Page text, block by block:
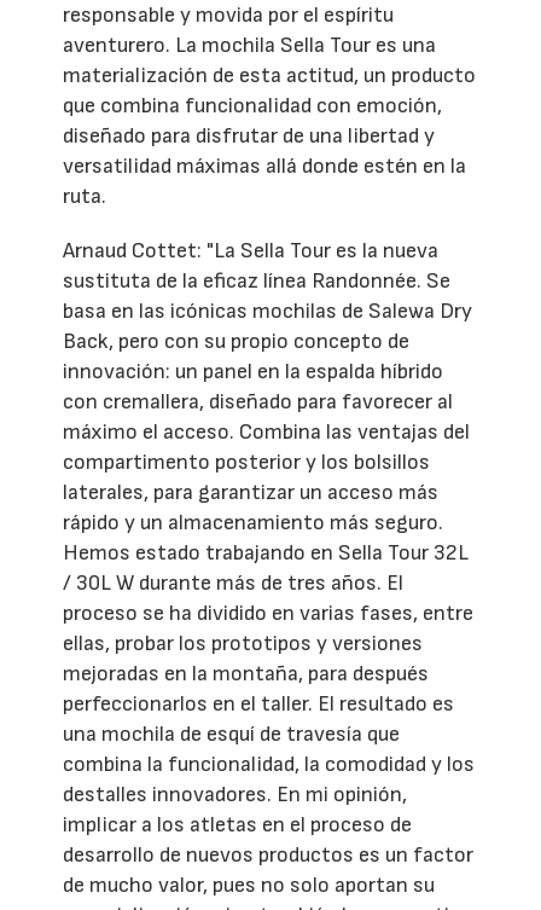
responsable y movida por el espíritu
aventurero. La mochila Sella Tour es una
materialización de esta actitud, un producto
que combina funcionalidad con emoción,
diseñado para disfrutar de una libertad y
versatilidad máximas allá donde estén en la
ruta.
Arnaud Cottet: "La Sella Tour es la nueva
sustituta de la eficaz línea Randonnée. Se
basa en las icónicas mochilas de Salewa Dry
Back, pero con su propio concepto de
innovación: un panel en la espalda híbrido
con cremallera, diseñado para favorecer al
máximo el acceso. Combina las ventajas del
compartimento posterior y los bolsillos
laterales, para garantizar un acceso más
rápido y un almacenamiento más seguro.
Hemos estado trabajando en Sella Tour 32L
/ 30L W durante más de tres años. El
proceso se ha dividido en varias fases, entre
ellas, probar los prototipos y versiones
mejoradas en la montaña, para después
perfeccionarlos en el taller. El resultado es
una mochila de esquí de travesía que
combina la funcionalidad, la comodidad y los
destalles innovadores. En mi opinión,
implicar a los atletas en el proceso de
desarrollo de nuevos productos es un factor
de mucho valor, pues no solo aportan su